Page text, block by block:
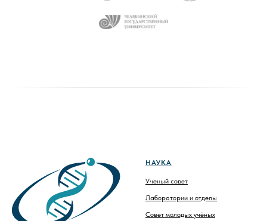
НАУКА
Ученый совет
Лаборатории и отделы
Совет молодых учёных